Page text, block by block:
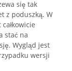
się tak
z poduszką. W
stać na
Wygląd jest
wersji